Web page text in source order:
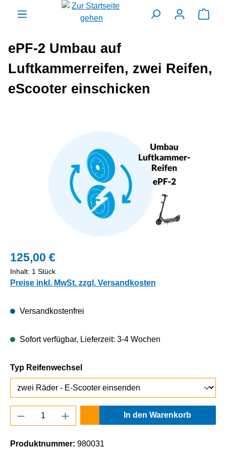
springen
ePF-2 Umbau auf
Luftkammerreifen, zwei Reifen,
eScooter einschicken
Bildergalerie überspringen
125,00 €
Inhalt: 1 Stück
Preise inkl. MwSt. zzgl. Versandkosten
Versandkostenfrei
Sofort verfügbar, Lieferzeit: 3-4 Wochen
Typ Reifenwechselauswählen
Produkt Anzahl: Gib den gewünschten
In den Warenkorb
Produktnummer: 980031